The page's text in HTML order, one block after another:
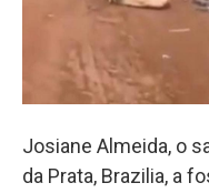
Josiane Almeida, o
da Prata, Brazilia, a